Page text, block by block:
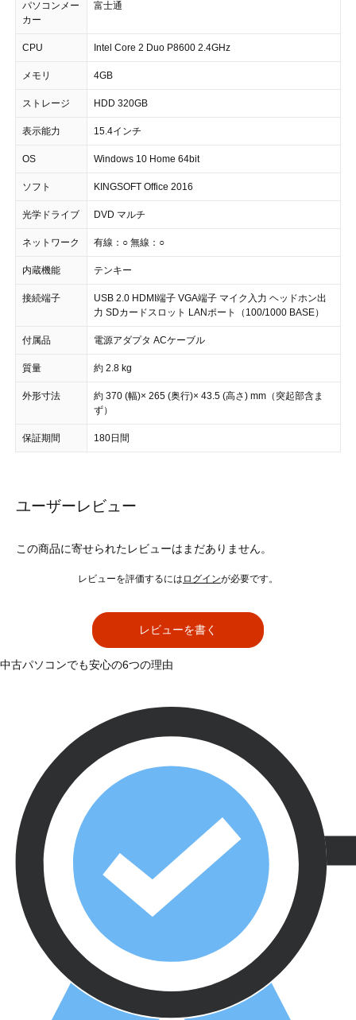
パソコンメー
カー
富士通
CPU Intel Core 2 Duo P8600 2.4GHz
メモリ 4GB
ストレージ HDD 320GB
表示能力 15.4インチ
OS Windows 10 Home 64bit
ソフト KINGSOFT Office 2016
光学ドライブ DVD マルチ
ネットワーク 有線：○ 無線：○
内蔵機能 テンキー
接続端子
USB 2.0 HDMI端子 VGA端子 マイク入力 ヘッドホン出
力 SDカードスロット LANポート（100/1000 BASE）
付属品 電源アダプタ ACケーブル
質量 約 2.8 kg
外形寸法
約 370 (幅)× 265 (奥行)× 43.5 (高さ) mm（突起部含ま
ず）
保証期間 180日間
ユーザーレビュー
この商品に寄せられたレビューはまだありません。
レビューを評価するには ログインが必要です。
レビューを書く
中古パソコンでも安心の6つの理由